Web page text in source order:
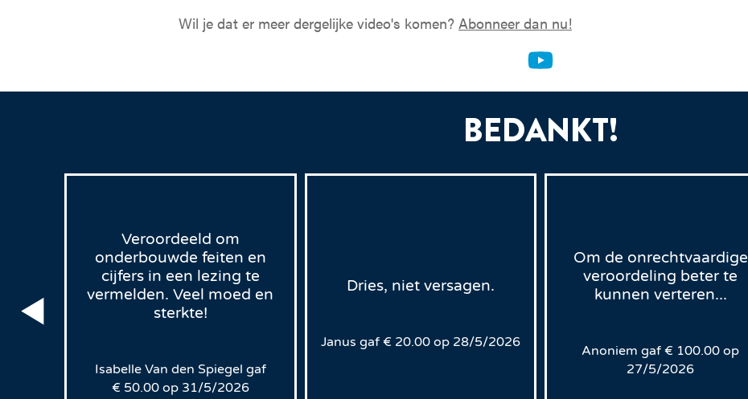
Wil je dat er meer dergelijke video's komen? Abonneer dan nu!
BEDANKT!
Veroordeeld om
onderbouwde feiten en
cijfers in een lezing te
vermelden. Veel moed en
sterkte!
Isabelle Van den Spiegel gaf
€ 50.00op 31/5/2026
Dries, niet versagen.
Janus gaf € 20.00op 28/5/2026
Om de onrechtvaardige
veroordeling beter te
kunnen verteren...
Anoniem gaf€ 100.00 op
27/5/2026